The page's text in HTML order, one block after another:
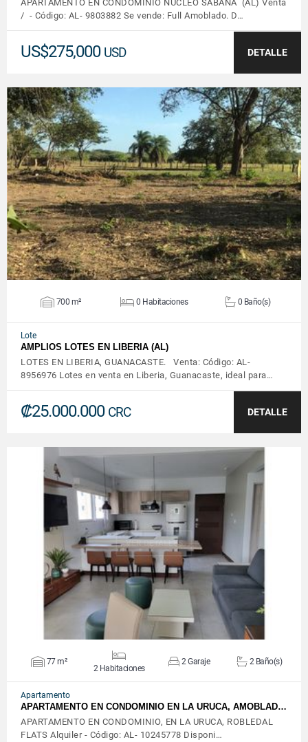
APARTAMENTO EN CONDOMINIO NUCLEO SABANA (AL) Venta
/ - Código: AL- 9803882 Se vende: Full Amoblado. D…
US$275,000 USD DETALLE
VER DETALLES
700 m² 0 Habitaciones 0 Baño(s)
Lote
AMPLIOS LOTES EN LIBERIA (AL)
LOTES EN LIBERIA, GUANACASTE. Venta: Código: AL-
8956976 Lotes en venta en Liberia, Guanacaste, ideal para…
₡25.000.000 CRC DETALLE
VER DETALLES
77 m²
2 Habitaciones
2 Garaje 2 Baño(s)
Apartamento
APARTAMENTO EN CONDOMINIO EN LA URUCA, AMOBLAD…
APARTAMENTO EN CONDOMINIO, EN LA URUCA, ROBLEDAL
FLATS Alquiler - Código: AL- 10245778 Disponi…